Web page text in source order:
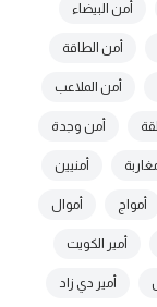
أمن البيضاء
أمن الطاقة
أمن الملاعب
أمن وجدة
أمنيين
أمواج أموال
أمير الكويت
أمير دي زاد